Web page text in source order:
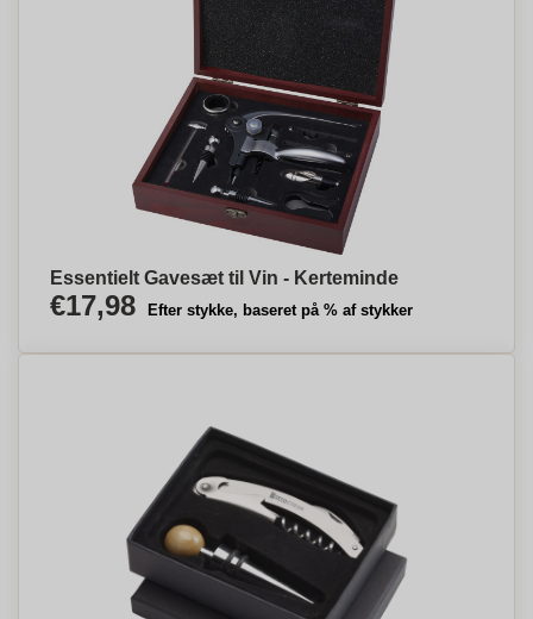
Essentielt Gavesæt til Vin - Kerteminde
€17,98 Efter stykke, baseret på % af stykker